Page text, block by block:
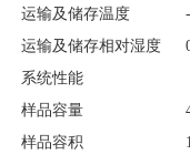
运输及储存温度
运输及储存相对湿度
系统性能
样品容量
样品容积